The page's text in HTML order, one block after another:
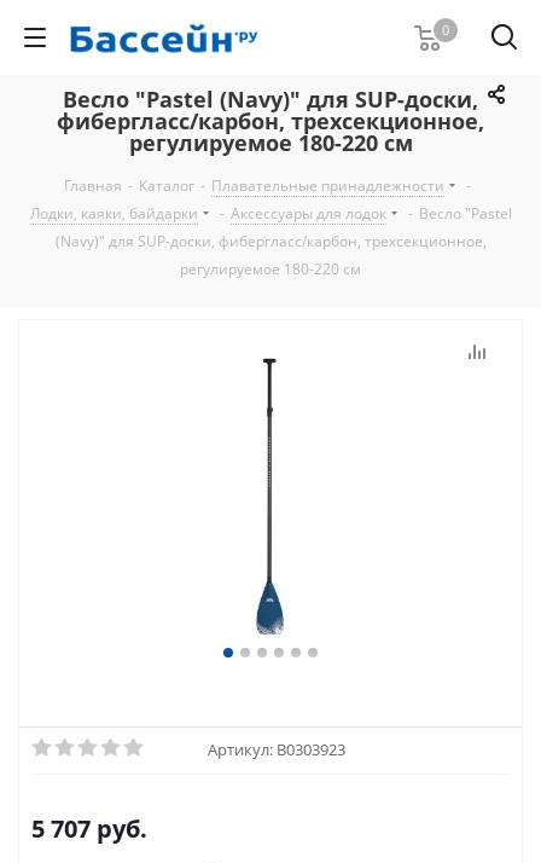
0
Весло "Pastel (Navy)" для SUP-доски,
фибергласс/карбон, трехсекционное,
регулируемое 180-220 см
Главная - Каталог - Плавательные принадлежности
-
Лодки, каяки, байдарки
- Аксессуары для лодок - Весло "Pastel
(Navy)" для SUP-доски, фибергласс/карбон, трехсекционное,
регулируемое 180-220 см
Артикул: B0303923
5 707 руб.